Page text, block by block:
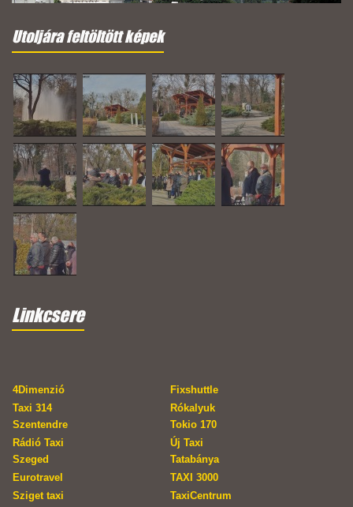
Utoljára feltöltött képek
Linkcsere
4Dimenzió
Fixshuttle
Taxi 314
Szentendre
Rókalyuk
Tokio 170
Rádió Taxi
Szeged
Új Taxi
Tatabánya
Eurotravel
TAXI 3000
Sziget taxi
TaxiCentrum